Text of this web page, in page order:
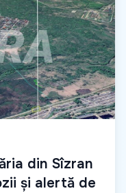
din Sîzran
și alertă de